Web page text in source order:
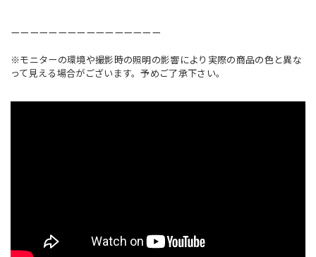
ーーーーーーーーーーーーーーーー
※モニターの環境や撮影時の照明の影響により実際の商品の色と異な
って見える場合がございます。予めご了承下さい。